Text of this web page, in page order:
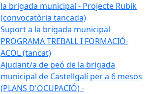
la brigada municipal - Projecte Rubik
(convocatòria tancada)
Suport a la brigada municipal
PROGRAMA TREBALL I FORMACIÓ-
ACOL (tancat)
Ajudant/a de peó de la brigada
municipal de Castellgalí per a 6 mesos
(PLANS D'OCUPACIÓ) -